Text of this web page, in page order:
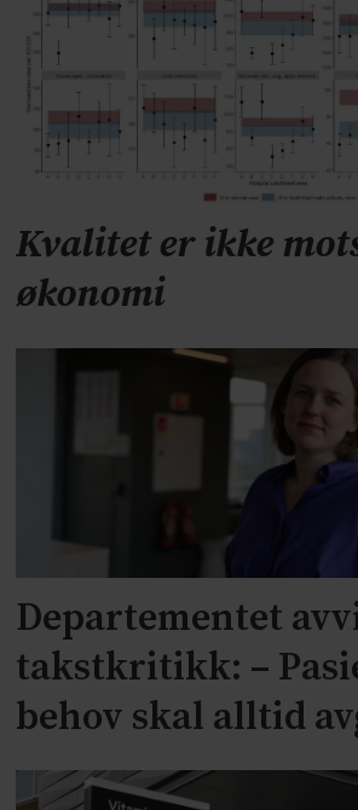
Kvalitet er ikke
økonomi
Departementet
takstkritikk: –
behov skal alltid